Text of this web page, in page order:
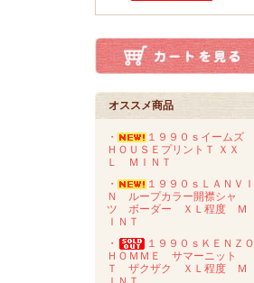
オススメ商品
・
１９９０ｓイームズ
ＨＯＵＳＥプリントＴ ＸＸ
Ｌ ＭＩＮＴ
・
１９９０ｓＬＡＮＶＩ
Ｎ ループカラー開襟シャ
ツ ボーダー ＸＬ程度 Ｍ
ＩＮＴ
・
１９９０ｓＫＥＮＺＯ
ＨＯＭＭＥ サマーニット
Ｔ ザクザク ＸＬ程度 Ｍ